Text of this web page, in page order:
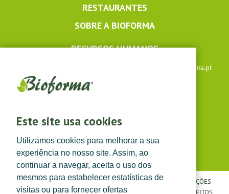
Este site usa cookies
Utilizamos cookies para melhorar a sua
experiência no nosso site. Assim, ao
continuar a navegar, aceita o uso dos
mesmos para estabelecer estatísticas de
visitas ou para fornecer ofertas
RESTAURANTES
SOBRE A BIOFORMA
RECURSOS HUMANOS
lojaonline@bioforma.pt
(dias úteis das 8h30 às 13h e das 14h às 17h30)
POLÍTICA DE PRIVACIDADE|TERMOS E CONDIÇÕES
CONDIÇÕES
GERAIS DE VENDA | ©TOPFARMA, LDA. 2022. TODOS OS DIREITOS